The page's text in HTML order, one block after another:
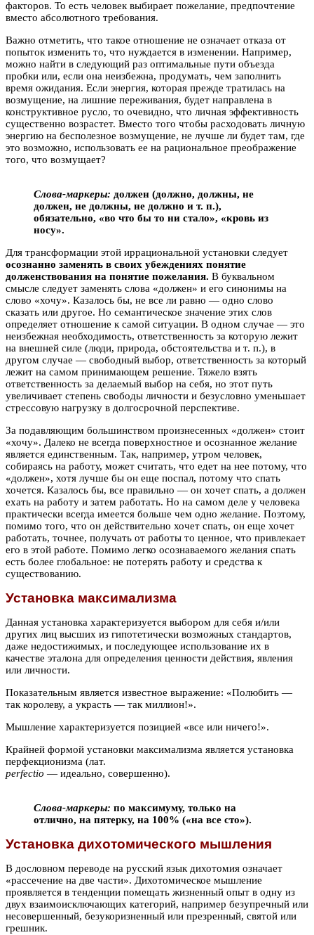
факторов. То есть человек выбирает пожелание, предпочтение
вместо абсолютного требования.
Важно отметить, что такое отношение не означает отказа от
попыток изменить то, что нуждается в изменении. Например,
можно найти в следующий раз оптимальные пути объезда
пробки или, если она неизбежна, продумать, чем заполнить
время ожидания. Если энергия, которая прежде тратилась на
возмущение, на лишние переживания, будет направлена в
конструктивное русло, то очевидно, что личная эффективность
существенно возрастет. Вместо того чтобы расходовать личную
энергию на бесполезное возмущение, не лучше ли будет там, где
это возможно, использовать ее на рациональное преображение
того, что возмущает?
Слова-маркеры: должен (должно, должны, не
должен, не должны, не должно и т. п.),
обязательно, «во что бы то ни стало», «кровь из
носу».
Для трансформации этой иррациональной установки следует
осознанно заменять в своих убеждениях понятие
долженствования на понятие пожелания. В буквальном
смысле следует заменять слова «должен» и его синонимы на
слово «хочу». Казалось бы, не все ли равно — одно слово
сказать или другое. Но семантическое значение этих слов
определяет отношение к самой ситуации. В одном случае — это
неизбежная необходимость, ответственность за которую лежит
на внешней силе (люди, природа, обстоятельства и т. п.), в
другом случае — свободный выбор, ответственность за который
лежит на самом принимающем решение. Тяжело взять
ответственность за делаемый выбор на себя, но этот путь
увеличивает степень свободы личности и безусловно уменьшает
стрессовую нагрузку в долгосрочной перспективе.
За подавляющим большинством произнесенных «должен» стоит
«хочу». Далеко не всегда поверхностное и осознанное желание
является единственным. Так, например, утром человек,
собираясь на работу, может считать, что едет на нее потому, что
«должен», хотя лучше бы он еще поспал, потому что спать
хочется. Казалось бы, все правильно — он хочет спать, а должен
ехать на работу и затем работать. Но на самом деле у человека
практически всегда имеется больше чем одно желание. Поэтому,
помимо того, что он действительно хочет спать, он еще хочет
работать, точнее, получать от работы то ценное, что привлекает
его в этой работе. Помимо легко осознаваемого желания спать
есть более глобальное: не потерять работу и средства к
существованию.
Установка максимализма
Данная установка характеризуется выбором для себя и/или
других лиц высших из гипотетически возможных стандартов,
даже недостижимых, и последующее использование их в
качестве эталона для определения ценности действия, явления
или личности.
Показательным является известное выражение: «Полюбить —
так королеву, а украсть — так миллион!».
Мышление характеризуется позицией «все или ничего!».
Крайней формой установки максимализма является установка
перфекционизма (лат.
perfectio — идеально, совершенно).
Слова-маркеры: по максимуму, только на
отлично, на пятерку, на 100% («на все сто»).
Установка дихотомического мышления
В дословном переводе на русский язык дихотомия означает
«рассечение на две части». Дихотомическое мышление
проявляется в тенденции помещать жизненный опыт в одну из
двух взаимоисключающих категорий, например безупречный или
несовершенный, безукоризненный или презренный, святой или
грешник.